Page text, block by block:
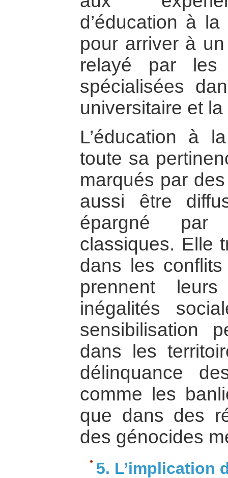
d’éducation à
pour arriver à
relayé par les
spécialisées
universitaire et
L’éducation à
toute sa
marqués par
aussi être
épargné par
classiques. Elle
dans les
prennent
inégalités
sensibilisation
dans les
délinquance
comme les
que dans des
des génocides
5. L’implication